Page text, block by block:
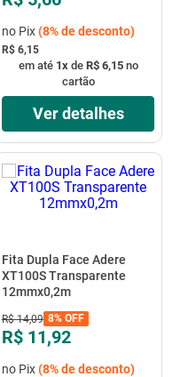
no Pix(8%de desconto)
R$ 6,15
em até 1xde R$ 6,15no
cartão
Ver detalhes
Fita Dupla Face Adere
XT100S Transparente
12mmx0,2m
R$ 14,09 8%OFF
R$ 11,92
no Pix(8%de desconto)